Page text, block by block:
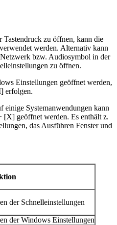
Tastendruck zu öffnen, kann die
werden. Alternativ kann
bzw. Audiosymbol in der
zu öffnen.
Einstellungen geöffnet werden,
erfolgen.
einige Systemanwendungen kann
[X] geöffnet werden. Es enthält z.
das Ausführen Fenster und
der Schnelleinstellungen
der Windows Einstellungen